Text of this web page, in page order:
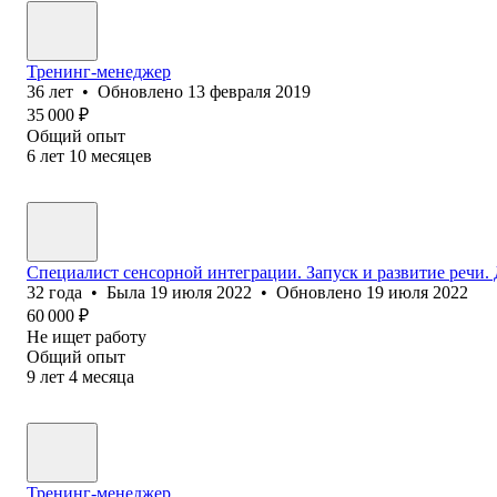
Тренинг-менеджер
36 лет • Обновлено 13 февраля 2019
35 000 ₽
Общий опыт
6 лет 10 месяцев
Специалист сенсорной интеграции. Запуск и развитие речи.
32 года • Была 19 июля 2022 • Обновлено 19 июля 2022
60 000 ₽
Не ищет работу
Общий опыт
9 лет 4 месяца
Тренинг-менеджер